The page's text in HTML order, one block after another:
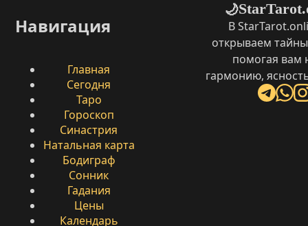
Навигация
Главная
Сегодня
Таро
Гороскоп
Синастрия
Натальная карта
Бодиграф
Сонник
Гадания
Цены
Календарь
🌙
В
открываем
помогая вам
гармонию,